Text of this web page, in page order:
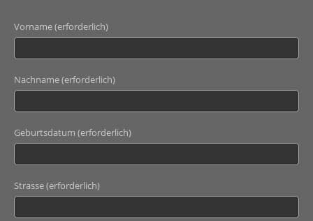
Vorname (erforderlich)
Nachname (erforderlich)
Geburtsdatum (erforderlich)
Strasse (erforderlich)